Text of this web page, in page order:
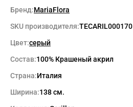
Бренд:MariaFlora
SKU производителя:TECARIL000170
Цвет:серый
Состав:100% Крашеный акрил
Страна:Италия
Ширина:138 см.